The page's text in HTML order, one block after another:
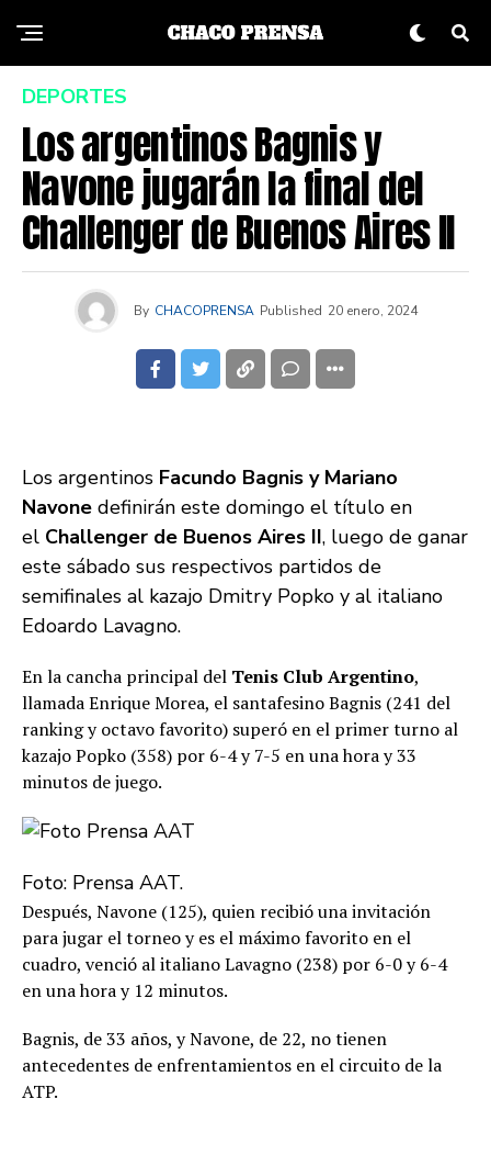
DEPORTES
Los argentinos Bagnis y
Navone jugarán la final del
Challenger de Buenos Aires II
By CHACOPRENSA Published 20 enero, 2024
Los argentinos Facundo Bagnis y Mariano
Navone definirán este domingo el título en
el Challenger de Buenos Aires II, luego de ganar
este sábado sus respectivos partidos de
semifinales al kazajo Dmitry Popko y al italiano
Edoardo Lavagno.
En la cancha principal del Tenis Club Argentino,
llamada Enrique Morea, el santafesino Bagnis (241 del
ranking y octavo favorito) superó en el primer turno al
kazajo Popko (358) por 6-4 y 7-5 en una hora y 33
minutos de juego.
Foto: Prensa AAT.
Después, Navone (125), quien recibió una invitación
para jugar el torneo y es el máximo favorito en el
cuadro, venció al italiano Lavagno (238) por 6-0 y 6-4
en una hora y 12 minutos.
Bagnis, de 33 años, y Navone, de 22, no tienen
antecedentes de enfrentamientos en el circuito de la
ATP.